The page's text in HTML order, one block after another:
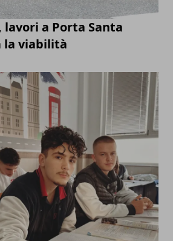
lavori a Porta Santa
la viabilità